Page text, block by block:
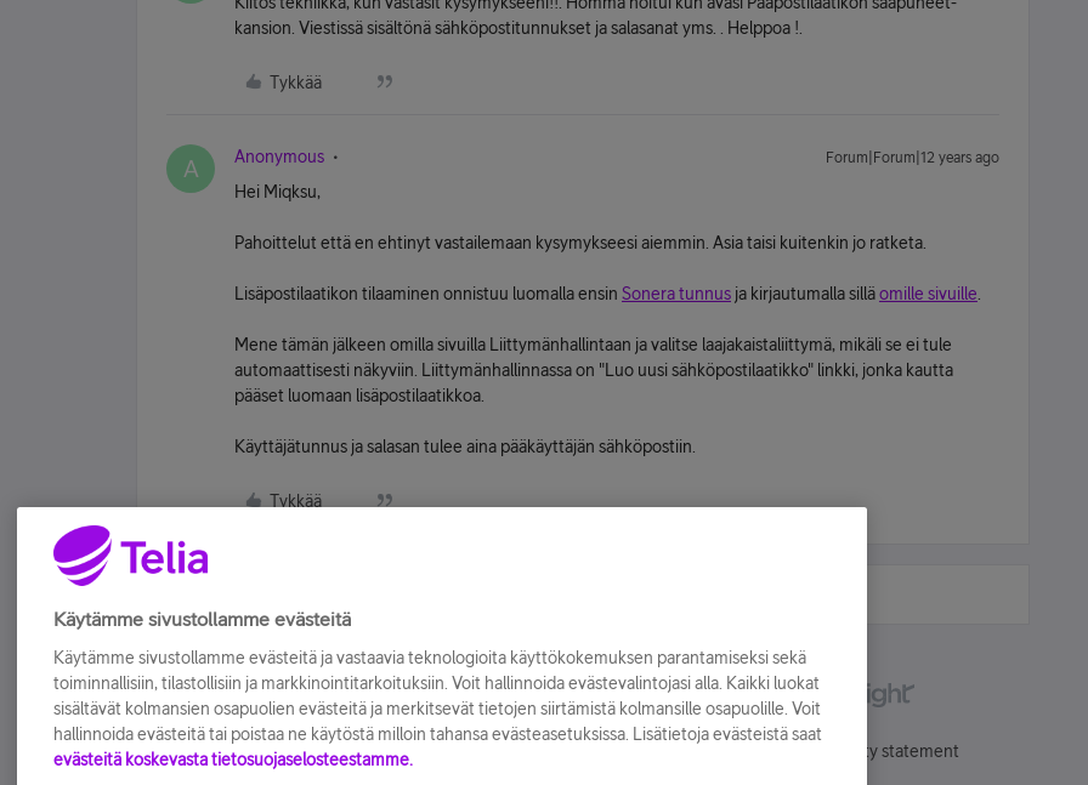
kansion. Viestissä sisältönä sähköpostitunnukset ja salasanat yms. . Helppoa !.
Tykkää
A Anonymous Forum|Forum|12 years ago
Hei Miqksu,
Pahoittelut että en ehtinyt vastailemaan kysymykseesi aiemmin. Asia taisi kuitenkin jo ratketa.
Lisäpostilaatikon tilaaminen onnistuu luomalla ensin Sonera tunnus ja kirjautumalla silläomille sivuille
Mene tämän jälkeen omilla sivuilla Liittymänhallintaan ja valitse laajakaistaliittymä, mikäli se ei tule
automaattisesti näkyviin. Liittymänhallinnassa on "Luo uusi sähköpostilaatikko" linkki, jonka kautta
pääset luomaan lisäpostilaatikkoa.
Käyttäjätunnus ja salasan tulee aina pääkäyttäjän sähköpostiin.
Tykkää
Accessibility statement
Käytämme sivustollamme evästeitä
Käytämme sivustollamme evästeitä ja vastaavia teknologioita käyttökokemuksen parantamiseksi sekä
toiminnallisiin, tilastollisiin ja markkinointitarkoituksiin. Voit hallinnoida evästevalintojasi alla. Kaikki luokat
sisältävät kolmansien osapuolien evästeitä ja merkitsevät tietojen siirtämistä kolmansille osapuolille. Voit
hallinnoida evästeitä tai poistaa ne käytöstä milloin tahansa evästeasetuksissa. Lisätietoja evästeistä saat
evästeitä koskevasta tietosuojaselosteestamme.